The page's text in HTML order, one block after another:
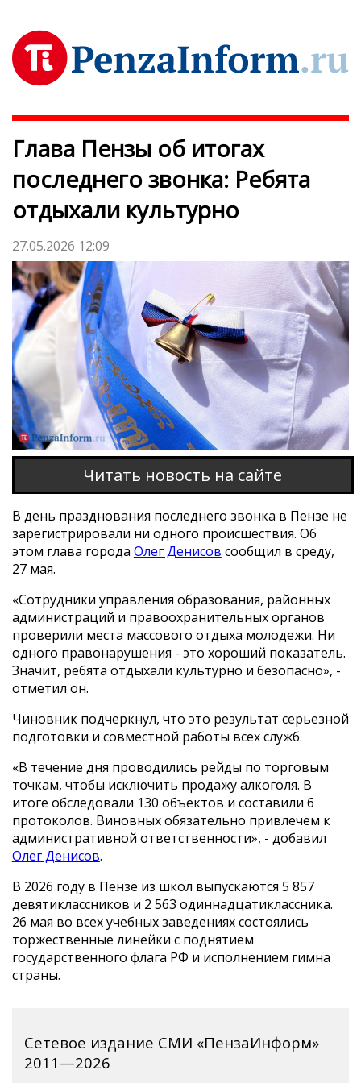
Глава Пензы об итогах
последнего звонка: Ребята
отдыхали культурно
27.05.2026 12:09
Читать новость на сайте
В день празднования последнего звонка в Пензе не
зарегистрировали ни одного происшествия. Об
этом глава города Олег Денисов сообщил в среду,
27 мая.
«Сотрудники управления образования, районных
администраций и правоохранительных органов
проверили места массового отдыха молодежи. Ни
одного правонарушения - это хороший показатель.
Значит, ребята отдыхали культурно и безопасно», -
отметил он.
Чиновник подчеркнул, что это результат серьезной
подготовки и совместной работы всех служб.
«В течение дня проводились рейды по торговым
точкам, чтобы исключить продажу алкоголя. В
итоге обследовали 130 объектов и составили 6
протоколов. Виновных обязательно привлечем к
административной ответственности», - добавил
Олег Денисов.
В 2026 году в Пензе из школ выпускаются 5 857
девятиклассников и 2 563 одиннадцатиклассника.
26 мая во всех учебных заведениях состоялись
торжественные линейки с поднятием
государственного флага РФ и исполнением гимна
страны.
Сетевое издание СМИ «ПензаИнформ»
2011—2026